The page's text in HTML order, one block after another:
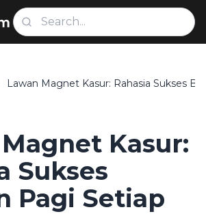
Lawan Magnet Kasur: Rahasia Sukses
Kasur:
Sukses
Pagi Setiap